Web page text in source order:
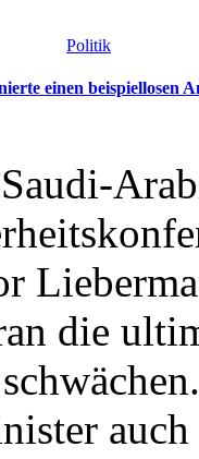
Politik
einen
die